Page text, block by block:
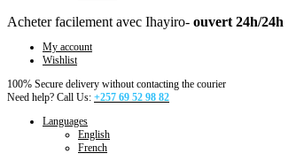
Acheter facilement avec Ihayiro- ouvert 24h/24h
My account
Wishlist
100% Secure delivery without contacting the courier
Need help? Call Us: +257 69 52 98 82
Languages
English
French